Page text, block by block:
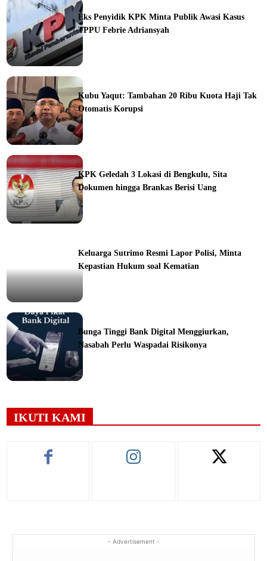
Eks Penyidik KPK Minta Publik Awasi Kasus
TPPU Febrie Adriansyah
Kubu Yaqut: Tambahan 20 Ribu Kuota Haji Tak
Otomatis Korupsi
KPK Geledah 3 Lokasi di Bengkulu, Sita
Dokumen hingga Brankas Berisi Uang
Keluarga Sutrimo Resmi Lapor Polisi, Minta
Kepastian Hukum soal Kematian
Bunga Tinggi Bank Digital Menggiurkan,
Nasabah Perlu Waspadai Risikonya
IKUTI KAMI
- Advertisement -